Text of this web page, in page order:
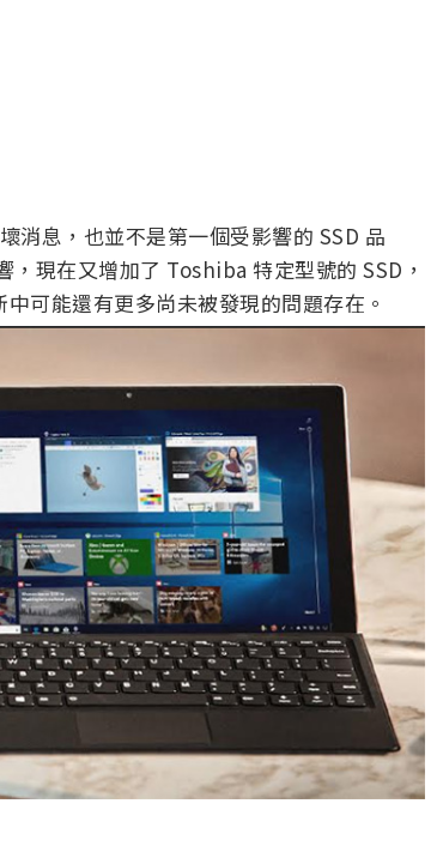
消息，也並不是第一個受影響的 SSD 品
現在又增加了 Toshiba 特定型號的 SSD，
可能還有更多尚未被發現的問題存在。